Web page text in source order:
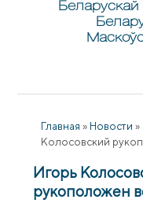
Главная » Новости »
Колосовский
Игорь
рукоположен